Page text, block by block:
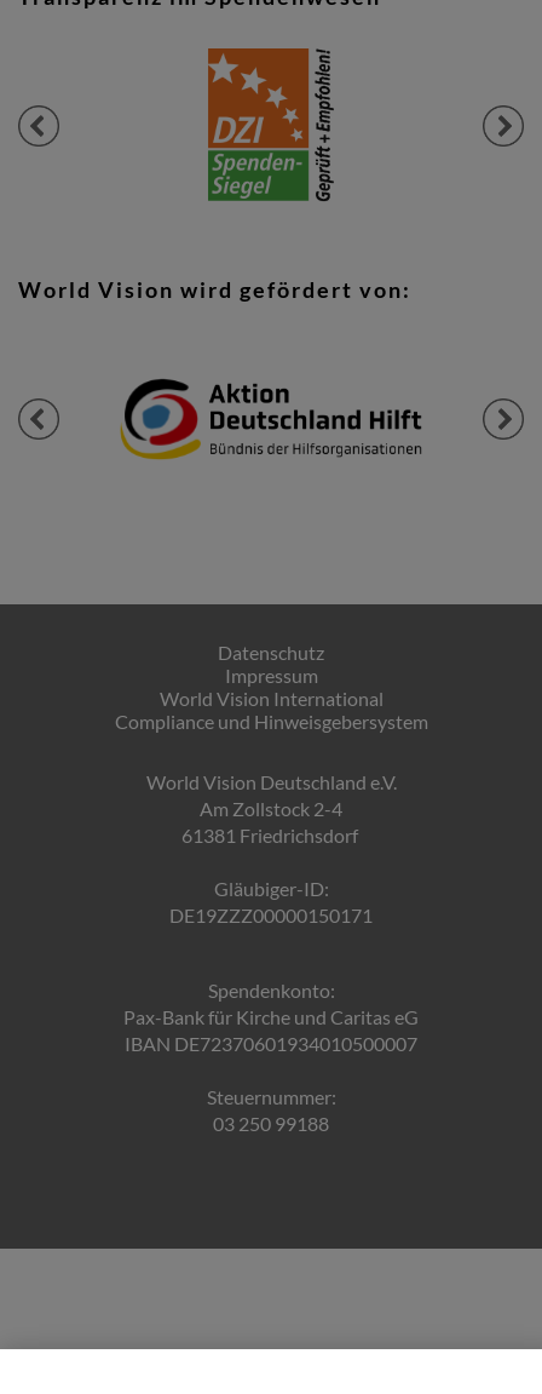
Previous Next
World Vision wird gefördert von:
Previous Next
Datenschutz
Impressum
World Vision International
Compliance und Hinweisgebersystem
World Vision Deutschland e.V.
Am Zollstock 2-4
61381 Friedrichsdorf
Gläubiger-ID:
DE19ZZZ00000150171
Spendenkonto:
Pax-Bank für Kirche und Caritas eG
IBAN DE72370601934010500007
Steuernummer:
03 250 99188